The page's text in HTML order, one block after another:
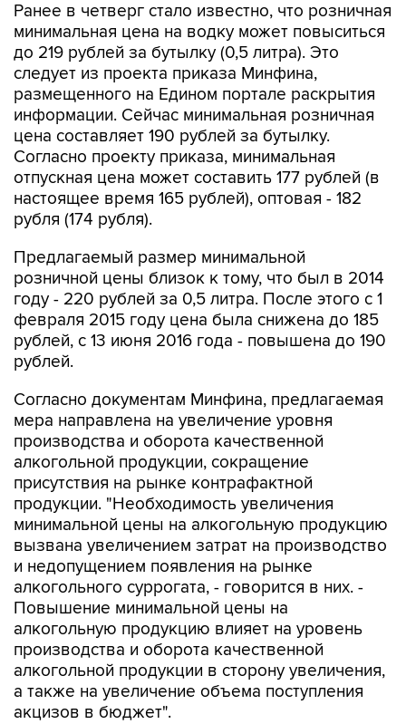
Ранее в четверг стало известно, что розничная
минимальная цена на водку может повыситься
до 219 рублей за бутылку (0,5 литра). Это
следует из проекта приказа Минфина,
размещенного на Едином портале раскрытия
информации. Сейчас минимальная розничная
цена составляет 190 рублей за бутылку.
Согласно проекту приказа, минимальная
отпускная цена может составить 177 рублей (в
настоящее время 165 рублей), оптовая - 182
рубля (174 рубля).
Предлагаемый размер минимальной
розничной цены близок к тому, что был в 2014
году - 220 рублей за 0,5 литра. После этого с 1
февраля 2015 году цена была снижена до 185
рублей, с 13 июня 2016 года - повышена до 190
рублей.
Согласно документам Минфина, предлагаемая
мера направлена на увеличение уровня
производства и оборота качественной
алкогольной продукции, сокращение
присутствия на рынке контрафактной
продукции. "Необходимость увеличения
минимальной цены на алкогольную продукцию
вызвана увеличением затрат на производство
и недопущением появления на рынке
алкогольного суррогата, - говорится в них. -
Повышение минимальной цены на
алкогольную продукцию влияет на уровень
производства и оборота качественной
алкогольной продукции в сторону увеличения,
а также на увеличение объема поступления
акцизов в бюджет".